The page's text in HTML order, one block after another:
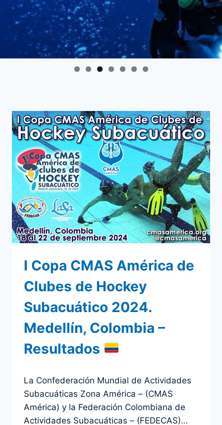
I Copa CMAS América de
Clubes de Hockey
Subacuático 2024.
Medellín, Colombia –
Resultados
admin
La Confederación Mundial de Actividades
Subacuáticas Zona América – (CMAS
América) y la Federación Colombiana de
Actividades Subacuáticas – (FEDECAS)…